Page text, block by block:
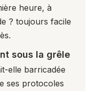
heure, à
? toujours facile
sous la grêle
elle barricadée
ses protocoles